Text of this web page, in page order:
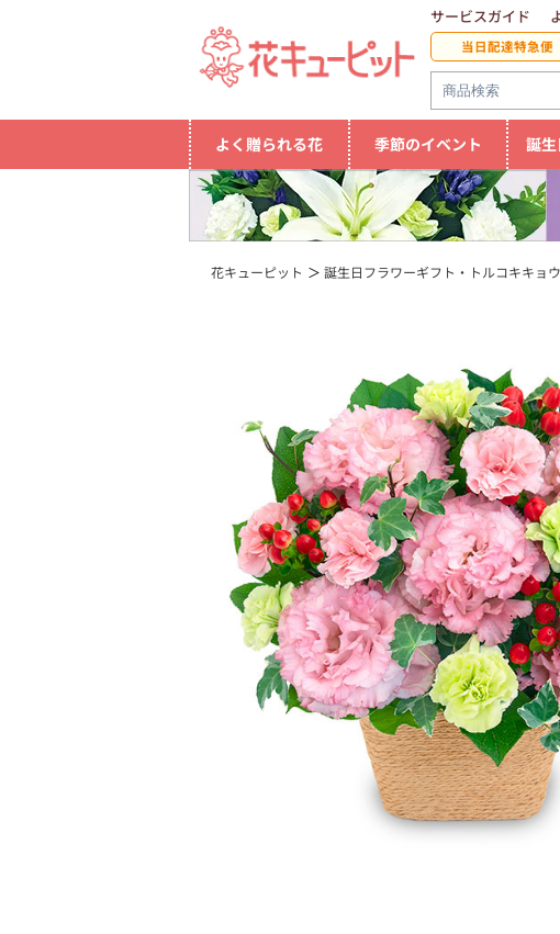
サービスガイド
当日配達特急便
よく贈られる花 季節のイベント 誕
花キューピット 誕生日フラワーギフト・トルコキキョウ